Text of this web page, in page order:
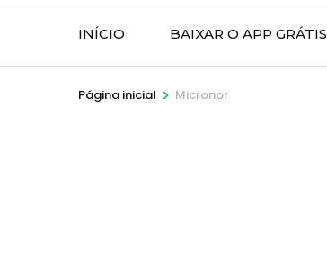
INÍCIO BAIXAR O APP GRÁTIS
Página inicial > Micronor